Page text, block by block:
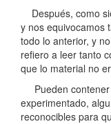
Después, como
y nos equivocamos
todo lo anterior, y
refiero a leer tanto
que lo material no
Pueden contener
experimentado,
reconocibles para